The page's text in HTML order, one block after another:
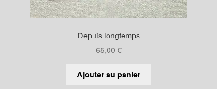
Depuis longtemps
65,00 €
Ajouter au panier